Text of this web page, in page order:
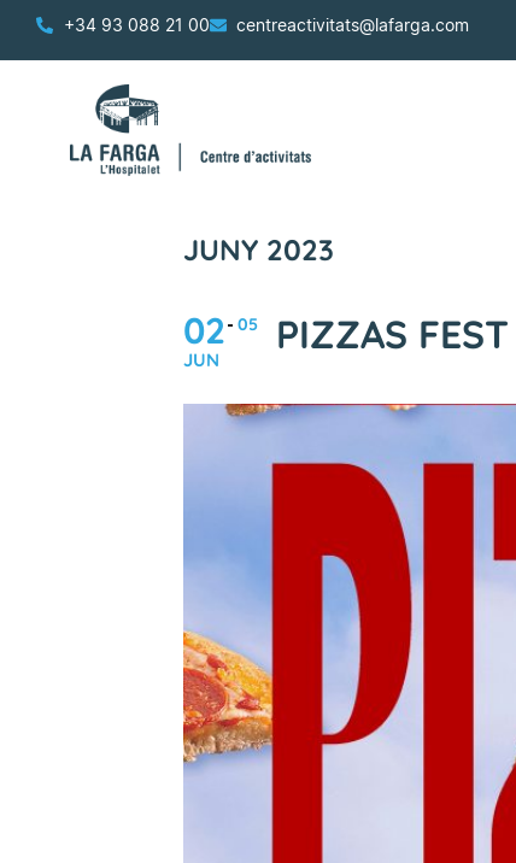
+34 93 088 21 00 centreactivitats@lafarga.com
JUNY 2023
02
JUN
05 PIZZAS FEST